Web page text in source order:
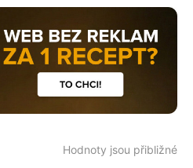
Hodnoty jsou přibližné